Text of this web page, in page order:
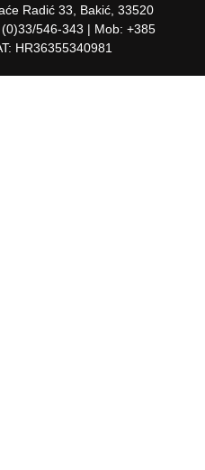
Radić 33, Bakić, 33520
546-343 | Mob: +385
HR36355340981